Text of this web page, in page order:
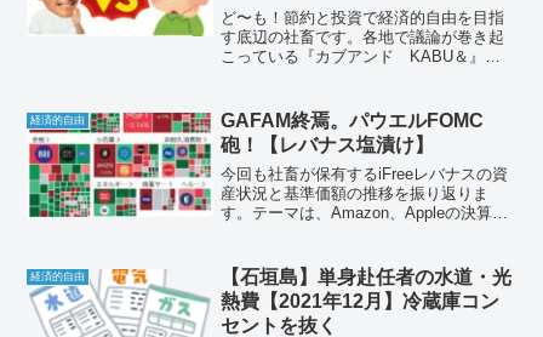
ど〜も！節約と投資で経済的自由を目指
す底辺の社畜です。各地で議論が巻き起
こっている『カブアンド KABU＆』は
す。
経済的自由
GAFAM終焉。パウエルFOMC
砲！【レバナス塩漬け】
今回も社畜が保有するiFreeレバナスの資
産状況と基準価額の推移を振り返りま
す。テーマは、Amazon、Appleの決算、
を目指して！
経済的自由
【石垣島】単身赴任者の水道・光
熱費【2021年12月】冷蔵庫コン
セントを抜く